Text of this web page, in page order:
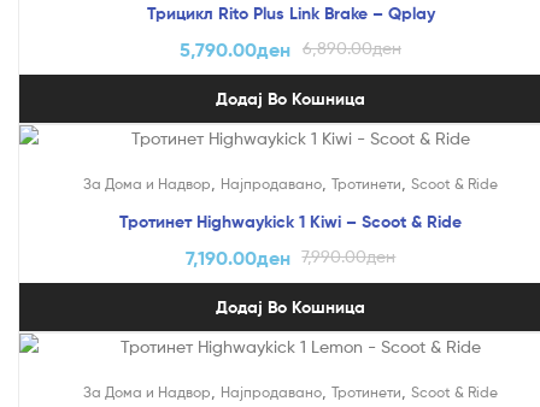
Трицикл Rito Plus Link Brake – Qplay
6,890.00ден
5,790.00ден
Додај Во Кошница
За Дома и Надвор Најпродавано Тротинети Scoot & Ride
Тротинет Highwaykick 1 Kiwi – Scoot & Ride
7,990.00ден
7,190.00ден
Додај Во Кошница
За Дома и Надвор Најпродавано Тротинети Scoot & Ride